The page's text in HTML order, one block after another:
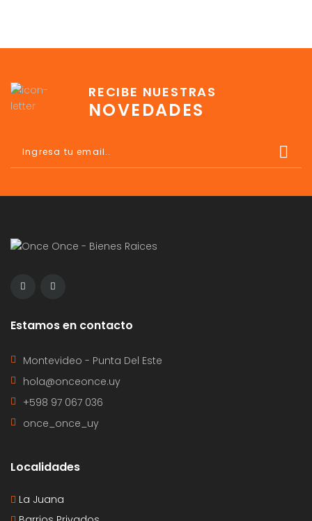
RECIBE NUESTRAS
NOVEDADES
Estamos en contacto
Montevideo - Punta Del Este
hola@onceonce.uy
+598 97 067 036
once_once_uy
Localidades
La Juana